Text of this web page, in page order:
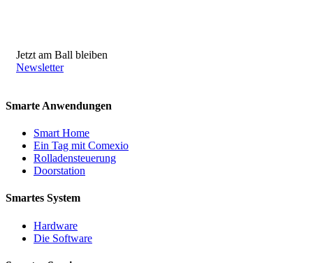
Jetzt am Ball bleiben
Newsletter
Smarte Anwendungen
Smart Home
Ein Tag mit Comexio
Rolladensteuerung
Doorstation
Smartes System
Hardware
Die Software